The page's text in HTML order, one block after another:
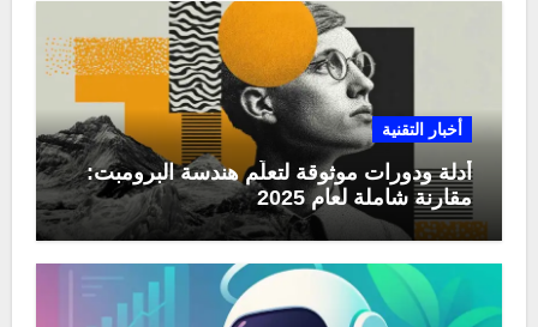
أخبار التقنية
أدلة ودورات موثوقة لتعلّم هندسة البرومبت:
مقارنة شاملة لعام 2025